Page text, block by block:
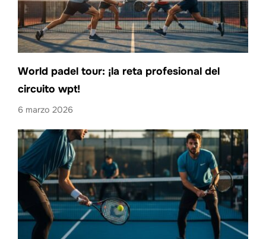
World padel tour: ¡la reta profesional del
circuito wpt!
6 marzo 2026